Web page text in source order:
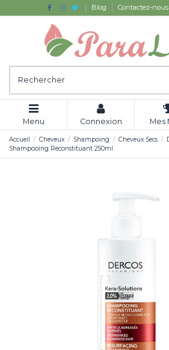
Blog Contactez-nous
Menu Connexion Mes
Accueil Cheveux Shampoing Cheveux Secs
Shampooing Reconstituant 250ml